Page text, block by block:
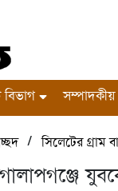
বিভাগ সম্পাদকীয়
/সিলেটের গ্রাম